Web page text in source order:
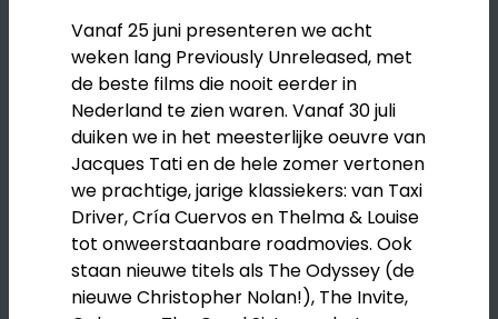
Vanaf 25 juni presenteren we acht
weken lang Previously Unreleased, met
de beste films die nooit eerder in
Nederland te zien waren. Vanaf 30 juli
duiken we in het meesterlijke oeuvre van
Jacques Tati en de hele zomer vertonen
we prachtige, jarige klassiekers: van Taxi
Driver, Cría Cuervos en Thelma & Louise
tot onweerstaanbare roadmovies. Ook
staan nieuwe titels als The Odyssey (de
nieuwe Christopher Nolan!), The Invite,